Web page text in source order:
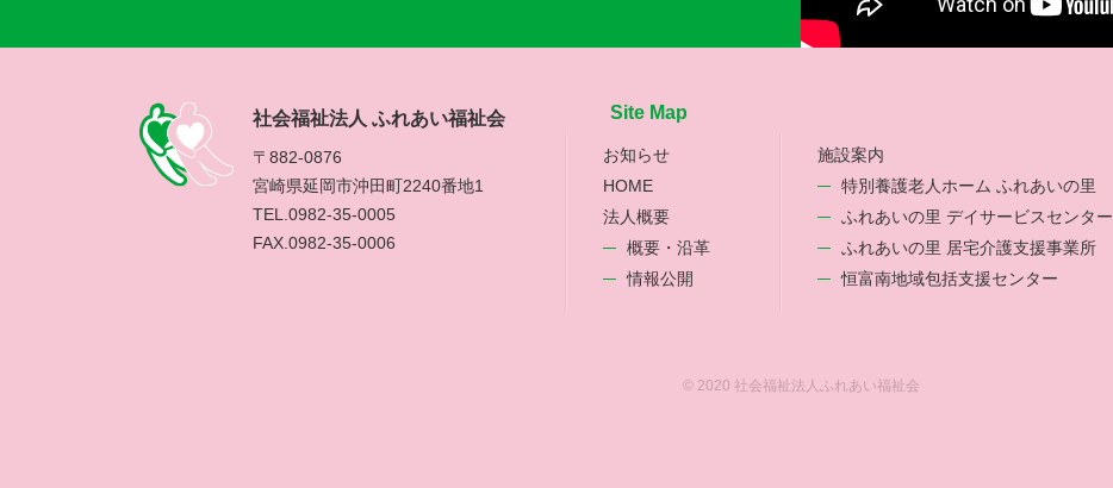
社会福祉法人 ふれあい福祉会
〒882-0876
宮崎県延岡市沖田町2240番地1
TEL.0982-35-0005
FAX.0982-35-0006
Site Map
お知らせ
HOME
法人概要
概要・沿革
情報公開
施設案内
特別養護老人ホーム ふれあいの里
ふれあいの里 デイサービスセンター
ふれあいの里 居宅介護支援事業所
恒富南地域包括支援センター
© 2020 社会福祉法人ふれあい福祉会